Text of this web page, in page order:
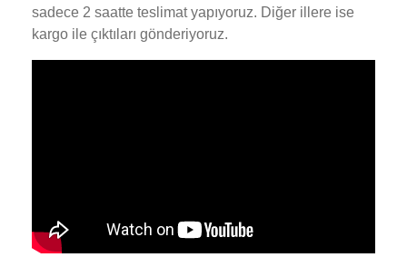
sadece 2 saatte teslimat yapıyoruz. Diğer illere ise
kargo ile çıktıları gönderiyoruz.